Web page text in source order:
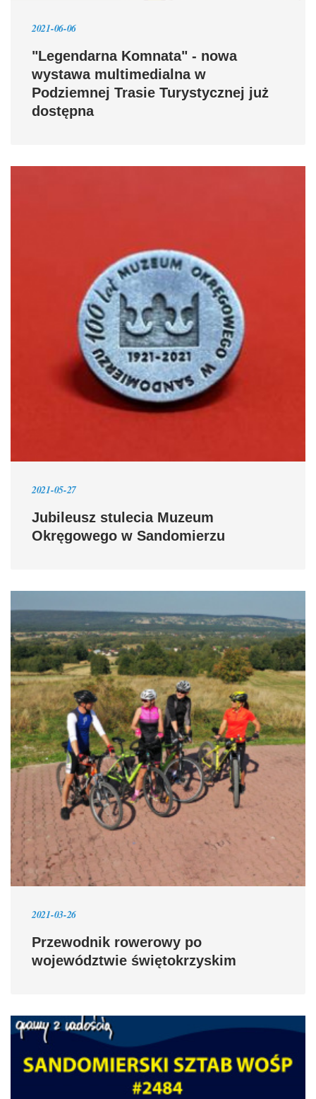
2021-06-06
"Legendarna Komnata" - nowa
wystawa multimedialna w
Podziemnej Trasie Turystycznej już
dostępna
2021-05-27
Jubileusz stulecia Muzeum
Okręgowego w Sandomierzu
2021-03-26
Przewodnik rowerowy po
województwie świętokrzyskim